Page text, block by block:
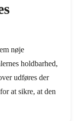
nøje
holdbarhed,
udføres der
at sikre, at den